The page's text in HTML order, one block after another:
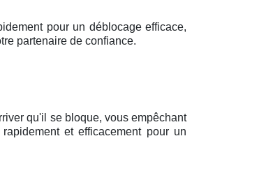
pour un déblocage efficace,
partenaire de confiance.
qu'il se bloque, vous empêchant
et efficacement pour un